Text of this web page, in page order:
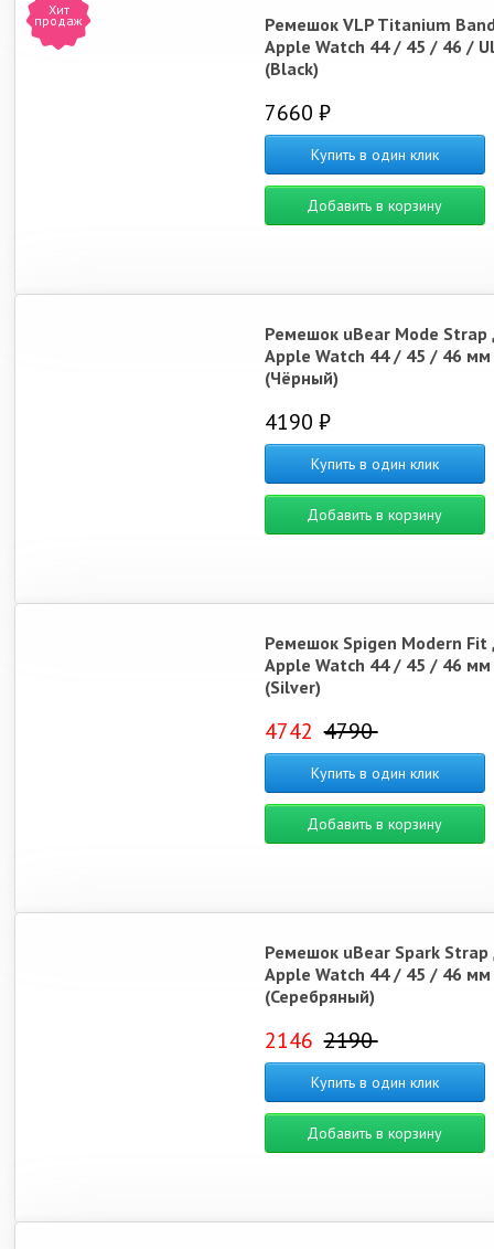
Хит
продаж
Ремешок VLP Titanium
Apple Watch 44 / 45 / 46 /
(Black)
7660 ₽
Купить в один клик
Добавить в корзину
Ремешок uBear Mode Strap
Apple Watch 44 / 45 / 46 мм
(Чёрный)
4190 ₽
Купить в один клик
Добавить в корзину
Ремешок Spigen Modern Fit
Apple Watch 44 / 45 / 46 мм
(Silver)
4742 4790
Купить в один клик
Добавить в корзину
Ремешок uBear Spark Strap
Apple Watch 44 / 45 / 46 мм
(Серебряный)
2146 2190
Купить в один клик
Добавить в корзину